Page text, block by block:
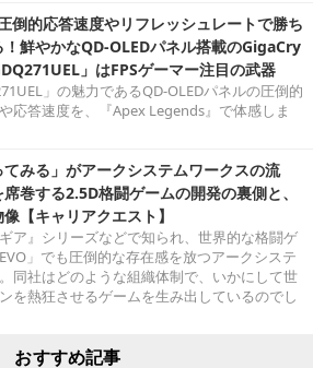
倒的応答速度やリフレッシュレートで勝ち
！鮮やかなQD-OLEDパネル搭載のGigaCry
」はFPSゲーマー注目の武器
」の魅力であるQD-OLEDパネルの圧倒的
応答速度を、『Apex Legends』で体感しま
てみる」がアークシステムワークスの流
巻する2.5D格闘ゲームの開発の裏側と、
【キャリアクエスト】
ギア』シリーズなどで知られ、世界的な格闘ゲ
」でも圧倒的な存在感を放つアークシステ
同社はどのような組織体制で、いかにして世
を熱狂させるゲームを生み出しているのでし
おすすめ記事